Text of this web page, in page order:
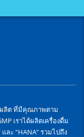
ผลิต ที่มีคุณภาพตาม
เราได้ผลิตเครื่องดื่ม
ะ “HANA” รวมไปถึง